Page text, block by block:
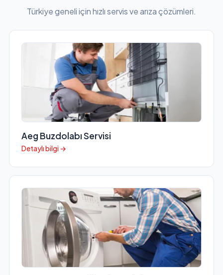
Türkiye geneli için hızlı servis ve arıza çözümleri.
Aeg Buzdolabı Servisi
Detaylı bilgi →